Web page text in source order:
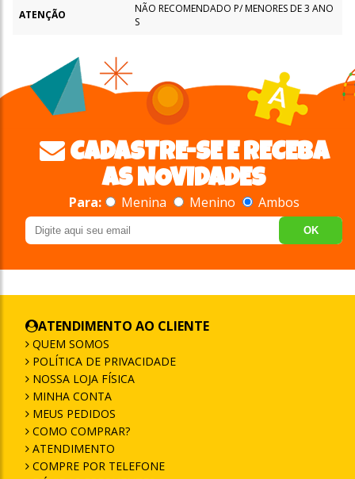
ATENÇÃO
NÃO RECOMENDADO P/ MENORES DE 3 ANO
S
CADASTRE-SE E RECEBA
AS NOVIDADES
Para: Menina Menino Ambos
OK
ATENDIMENTO AO CLIENTE
QUEM SOMOS
POLÍTICA DE PRIVACIDADE
NOSSA LOJA FÍSICA
MINHA CONTA
MEUS PEDIDOS
COMO COMPRAR?
ATENDIMENTO
COMPRE POR TELEFONE